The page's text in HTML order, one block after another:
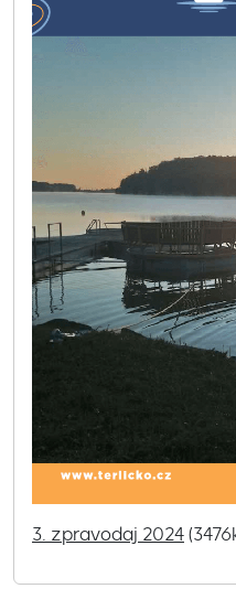
3. zpravodaj 2024